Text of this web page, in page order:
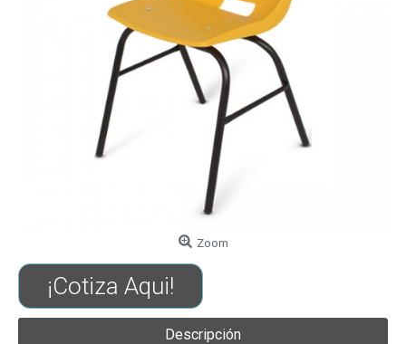
Zoom
¡Cotiza Aqui!
Descripción